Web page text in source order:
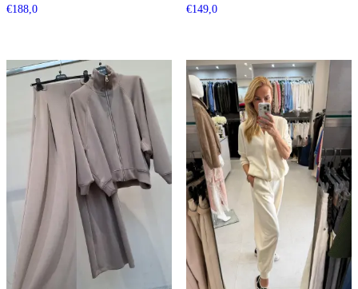
€188,0 €149,0